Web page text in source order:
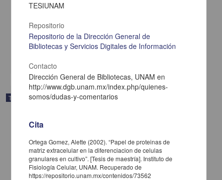
Papel de proteinas de matriz extracelular en la diferenciacion de
Ortega Gomez, Alette
Medicina y Ciencias de la Salud
Trabajo de grado
TESIUNAM
Repositorio
Repositorio de la Dirección General de
Bibliotecas y Servicios Digitales de Información
Contacto
Dirección General de Bibliotecas, UNAM en
http://www.dgb.unam.mx/index.php/quienes-
somos/dudas-y-comentarios
Cita
Ortega Gomez, Alette (2002). “Papel de proteinas de
matriz extracelular en la diferenciacion de celulas
granulares en cultivo”. [Tesis de maestría]. Instituto de
Fisiología Celular, UNAM. Recuperado de
https://repositorio.unam.mx/contenidos/73562